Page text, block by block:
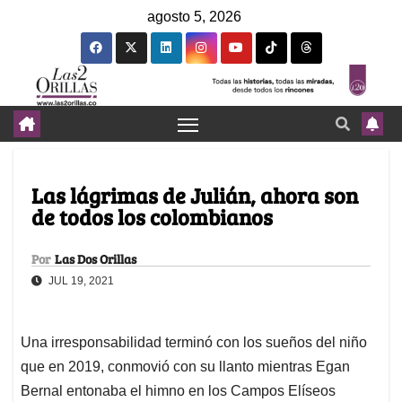
agosto 5, 2026
Las lágrimas de Julián, ahora son
de todos los colombianos
Por Las Dos Orillas
JUL 19, 2021
Una irresponsabilidad terminó con los sueños del niño
que en 2019, conmovió con su llanto mientras Egan
Bernal entonaba el himno en los Campos Elíseos